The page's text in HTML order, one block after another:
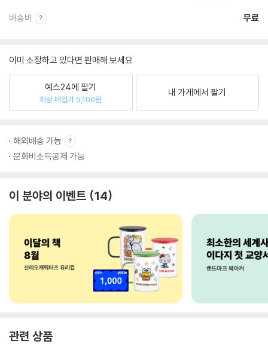
배송비 무료
이미 소장하고 있다면 판매해 보세요.
예스24에 팔기
최상 매입가 5,100원
내 가게에서 팔기
해외배송 가능
문화비소득공제 가능
이 분야의 이벤트 14
관련 상품